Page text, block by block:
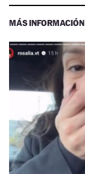
MÁS INFORMACIÓN